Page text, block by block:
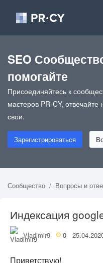
SEO
помогайте
Присоединяйтесь к
мастеров PR-CY,
свои.
Зарегистрироваться
Сообщество Вопросы и
Индексация
Vladimir9 0
Приветствую!